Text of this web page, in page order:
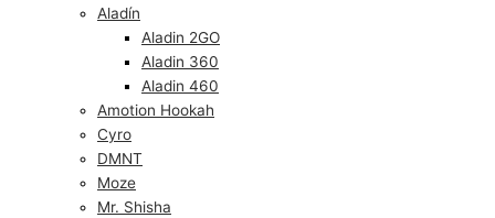
Aladín
Aladin 2GO
Aladin 360
Aladin 460
Amotion Hookah
Cyro
DMNT
Moze
Mr. Shisha